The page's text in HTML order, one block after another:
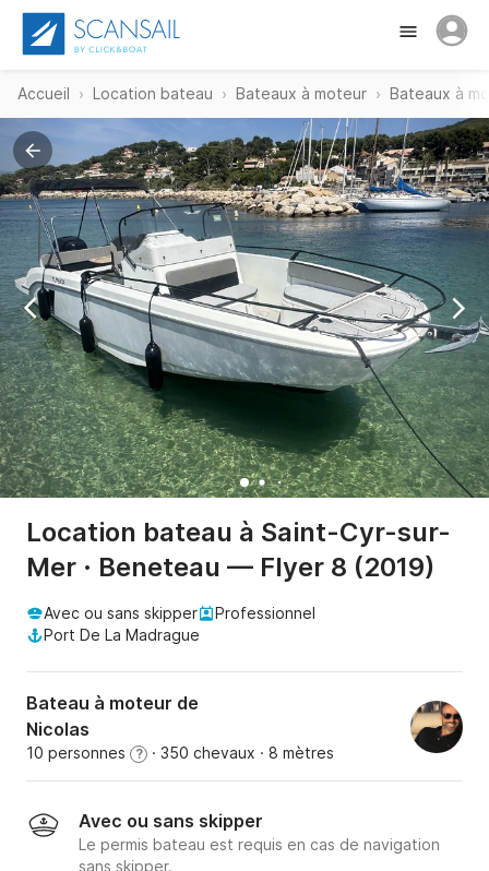
Accueil Location bateau Bateaux à moteur Bateaux à
Location bateau à Saint-Cyr-sur-
Mer · Beneteau — Flyer 8 (2019)
Avec ou sans skipper
Professionnel
Port De La Madrague
Bateau à moteur de
Nicolas
10 personnes ? · 350 chevaux · 8 mètres
Avec ou sans skipper
Le permis bateau est requis en cas de navigation
sans skipper.